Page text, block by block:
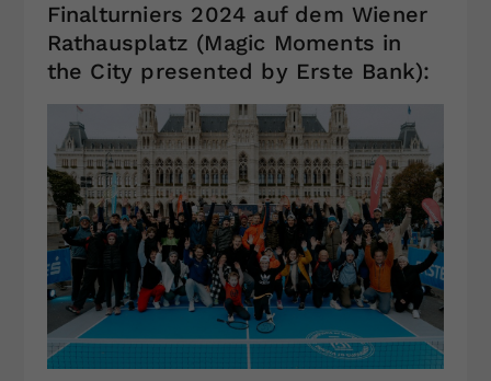
Finalturniers 2024 auf dem Wiener
Rathausplatz (Magic Moments in
the City presented by Erste Bank):